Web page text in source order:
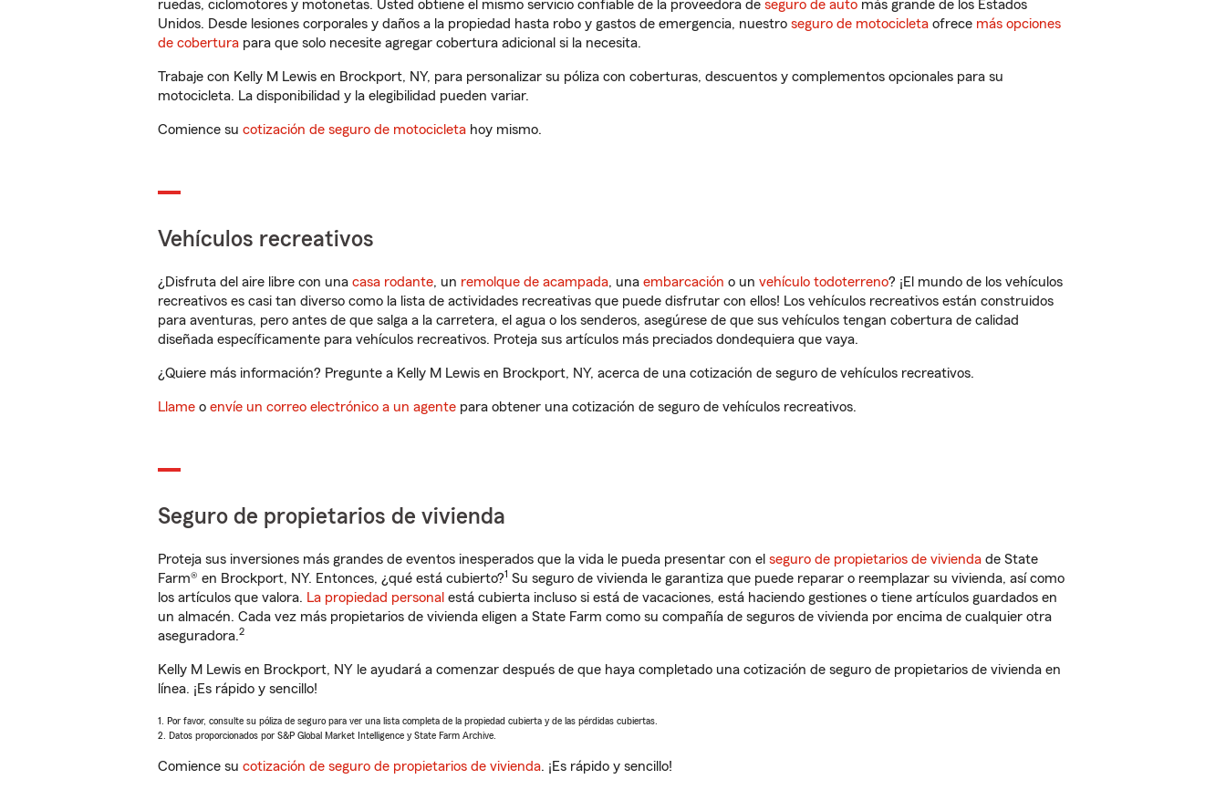
ruedas, ciclomotores y motonetas. Usted obtiene el mismo servicio confiable de la proveedora de seguro de auto más grande de los Estados
Unidos. Desde lesiones corporales y daños a la propiedad hasta robo y gastos de emergencia, nuestro seguro de motocicleta ofrece más opciones
de cobertura para que solo necesite agregar cobertura adicional si la necesita.
Trabaje con Kelly M Lewis en Brockport, NY, para personalizar su póliza con coberturas, descuentos y complementos opcionales para su
motocicleta. La disponibilidad y la elegibilidad pueden variar.
Comience su cotización de seguro de motocicleta hoy mismo.
Vehículos recreativos
¿Disfruta del aire libre con una casa rodante, un remolque de acampada, una embarcación o un vehículo todoterreno? ¡El mundo de los vehículos
recreativos es casi tan diverso como la lista de actividades recreativas que puede disfrutar con ellos! Los vehículos recreativos están construidos
para aventuras, pero antes de que salga a la carretera, el agua o los senderos, asegúrese de que sus vehículos tengan cobertura de calidad
diseñada específicamente para vehículos recreativos. Proteja sus artículos más preciados dondequiera que vaya.
¿Quiere más información? Pregunte a Kelly M Lewis en Brockport, NY, acerca de una cotización de seguro de vehículos recreativos.
Llame o envíe un correo electrónico a un agente para obtener una cotización de seguro de vehículos recreativos.
Seguro de propietarios de vivienda
Proteja sus inversiones más grandes de eventos inesperados que la vida le pueda presentar con el seguro de propietarios de vivienda de State
Farm® en Brockport, NY. Entonces, ¿qué está cubierto?1 Su seguro de vivienda le garantiza que puede reparar o reemplazar su vivienda, así como
los artículos que valora. La propiedad personal está cubierta incluso si está de vacaciones, está haciendo gestiones o tiene artículos guardados en
un almacén. Cada vez más propietarios de vivienda eligen a State Farm como su compañía de seguros de vivienda por encima de cualquier otra
aseguradora.2
Kelly M Lewis en Brockport, NY le ayudará a comenzar después de que haya completado una cotización de seguro de propietarios de vivienda en
línea. ¡Es rápido y sencillo!
1. Por favor, consulte su póliza de seguro para ver una lista completa de la propiedad cubierta y de las pérdidas cubiertas.
2. Datos proporcionados por S&P Global Market Intelligence y State Farm Archive.
Comience su cotización de seguro de propietarios de vivienda. ¡Es rápido y sencillo!